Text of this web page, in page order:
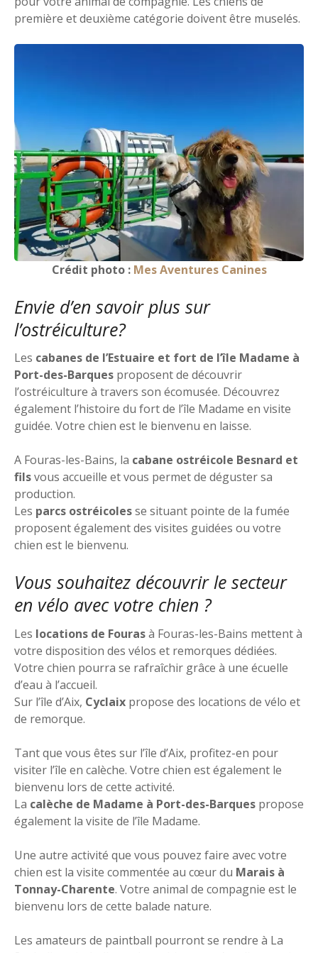
première et deuxième catégorie doivent être muselés.
Crédit photo : Mes Aventures Canines
Envie d’en savoir plus sur
l’ostréiculture?
Les cabanes de l’Estuaire et fort de l’île Madame à
Port-des-Barques proposent de découvrir
l’ostréiculture à travers son écomusée. Découvrez
également l’histoire du fort de l’île Madame en visite
guidée. Votre chien est le bienvenu en laisse.
A Fouras-les-Bains, la cabane ostréicole Besnard et
filsvous accueille et vous permet de déguster sa
production.
Les parcs ostréicolesse situant pointe de la fumée
proposent également des visites guidées ou votre
chien est le bienvenu.
Vous souhaitez découvrir le secteur
en vélo avec votre chien ?
Les locations de Fourasà Fouras-les-Bains mettent à
votre disposition des vélos et remorques dédiées.
Votre chien pourra se rafraîchir grâce à une écuelle
d’eau à l’accueil.
Sur l’île d’Aix, Cyclaix propose des locations de vélo et
de remorque.
Tant que vous êtes sur l’île d’Aix, profitez-en pour
visiter l’île en calèche. Votre chien est également le
bienvenu lors de cette activité.
La calèche de Madame à Port-des-Barques propose
également la visite de l’île Madame.
Une autre activité que vous pouvez faire avec votre
chien est la visite commentée au cœur du Marais à
Tonnay-Charente. Votre animal de compagnie est le
bienvenu lors de cette balade nature.
Les amateurs de paintball pourront se rendre à La